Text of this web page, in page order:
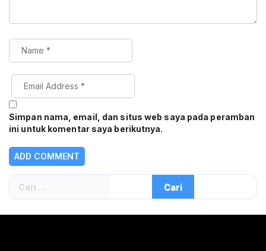
Simpan nama, email, dan situs web saya pada peramban
ini untuk komentar saya berikutnya.
Cari
untuk: